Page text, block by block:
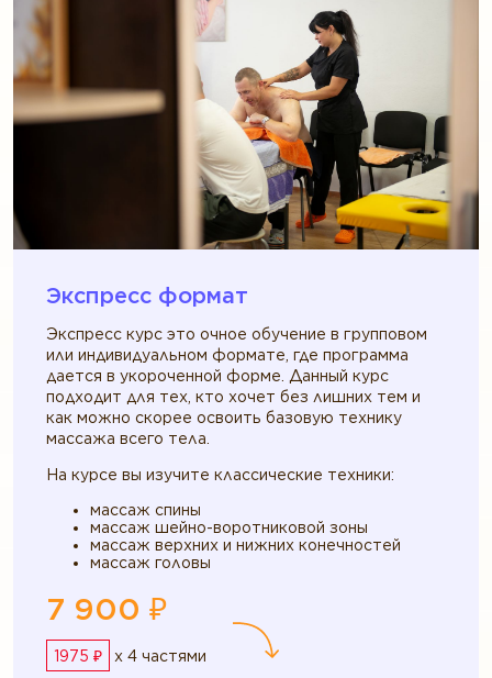
Экспресс формат
Экспресс курс это очное обучение в групповом
или индивидуальном формате, где программа
дается в укороченной форме. Данный курс
подходит для тех, кто хочет без лишних тем и
как можно скорее освоить базовую технику
массажа всего тела.
На курсе вы изучите классические техники:
массаж спины
массаж шейно-воротниковой зоны
массаж верхних и нижних конечностей
массаж головы
7 900 ₽
1975 ₽ x 4 частями